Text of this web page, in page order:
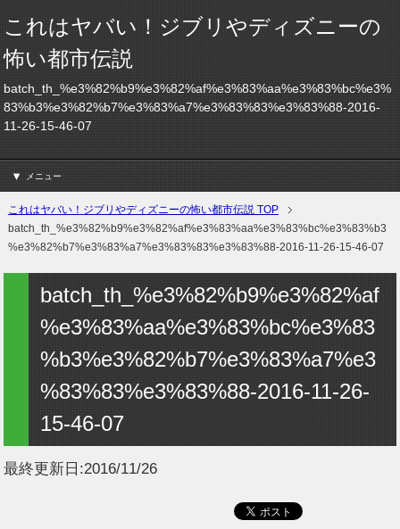
これはヤバい！ジブリやディズニーの
怖い都市伝説
batch_th_%e3%82%b9%e3%82%af%e3%83%aa%e3%83%bc%e3%
83%b3%e3%82%b7%e3%83%a7%e3%83%83%e3%83%88-2016-
11-26-15-46-07
メニュー
これはヤバい！ジブリやディズニーの怖い都市伝説 TOP
batch_th_%e3%82%b9%e3%82%af%e3%83%aa%e3%83%bc%e3%83%b3
%e3%82%b7%e3%83%a7%e3%83%83%e3%83%88-2016-11-26-15-46-07
batch_th_%e3%82%b9%e3%82%af
%e3%83%aa%e3%83%bc%e3%83
%b3%e3%82%b7%e3%83%a7%e3
%83%83%e3%83%88-2016-11-26-
15-46-07
最終更新日:2016/11/26